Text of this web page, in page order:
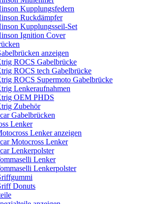
Kupplungsfedern
Ruckdämpfer
Kupplungsseil-Set
Ignition Cover
anzeigen
ROCS Gabelbrücke
ROCS tech Gabelbrücke
ROCS Supermoto Gabelbrücke
Lenkeraufnahmen
OEM PHDS
Zubehör
Gabelbrücken
Lenker
Lenker anzeigen
Motocross Lenker
Lenkerpolster
Lenker
Lenkerpolster
Donuts